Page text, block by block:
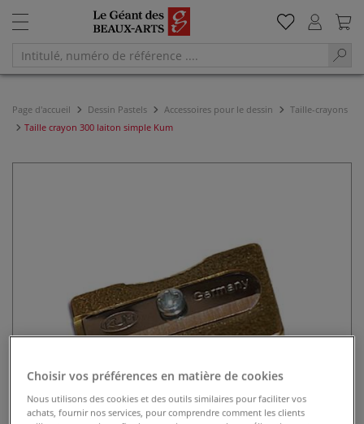
Page d'accueil Dessin Pastels Accessoires pour le dessin
Taille-crayons
Taille crayon 300 laiton simple Kum
Choisir vos préférences en matière de cookies
Nous utilisons des cookies et des outils similaires pour faciliter vos
achats, fournir nos services, pour comprendre comment les clients